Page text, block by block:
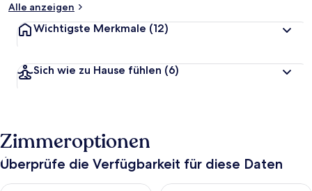
Alle anzeigen
Wichtigste Merkmale (12)
Sich wie zu Hause fühlen (6)
Zimmeroptionen
Überprüfe die Verfügbarkeit für diese Daten